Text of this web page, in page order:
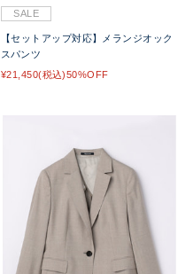
SALE
【セットアップ対応】メランジオック
スパンツ
¥21,450(税込)50%OFF